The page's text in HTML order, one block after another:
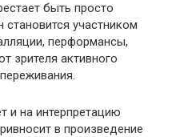
быть просто
участником
перформансы,
зрителя активного
и на интерпретацию
в произведение